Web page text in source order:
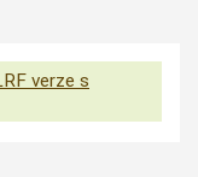
verze s